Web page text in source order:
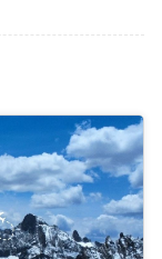
ในชุมชนที่มีผู้อยู่อาศัย
ของยุโรป โดยตั้ง
เมตรเหนือ
ลีอยู่ที่บรรยากาศ
คกลาง บ้านเรือนหิน
ระกูลสวาน (Svan
งคงตั้งตระหง่านอยู่
ขาชคารา (Shkhara)
ร์เจีย